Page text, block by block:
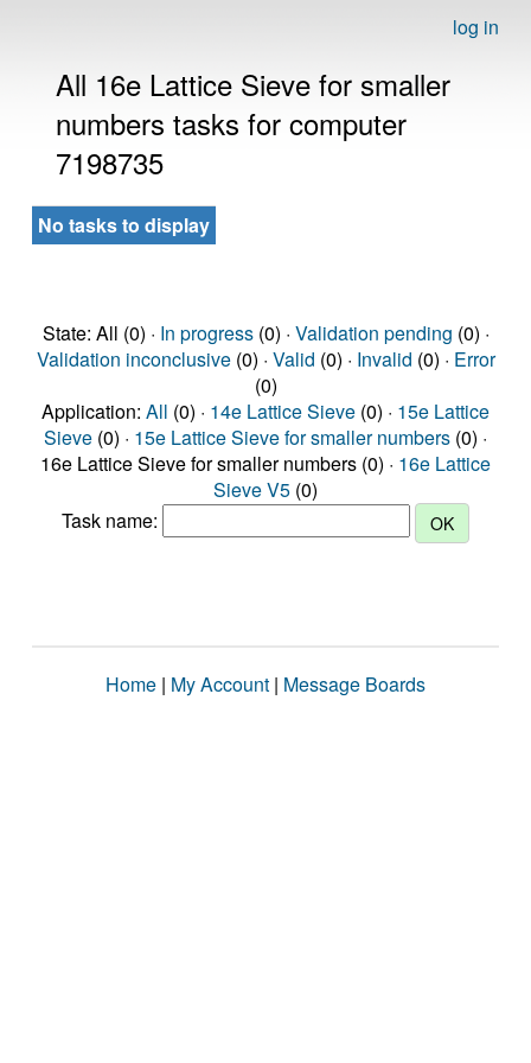
log in
All 16e Lattice Sieve for smaller
numbers tasks for computer
7198735
No tasks to display
State: All (0) · In progress(0) · Validation pending (0) ·
Validation inconclusive(0) · Valid (0) · Invalid (0) · Error
(0)
Application: All (0) · 14e Lattice Sieve (0) · 15e Lattice
Sieve (0) · 15e Lattice Sieve for smaller numbers (0) ·
16e Lattice Sieve for smaller numbers (0) · 16e Lattice
Sieve V5 (0)
Task name:
Home | My Account | Message Boards